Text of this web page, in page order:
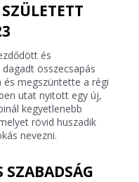
és
összecsapás
megszüntette a régi
utat nyitott egy új,
kegyetlenebb
rövid huszadik
nevezni.
SZABADSÁG